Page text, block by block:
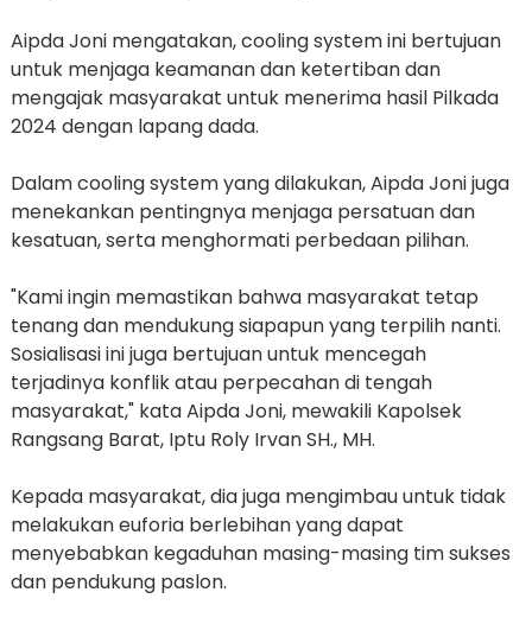
Aipda Joni mengatakan, cooling system ini bertujuan
untuk menjaga keamanan dan ketertiban dan
mengajak masyarakat untuk menerima hasil Pilkada
2024 dengan lapang dada.
Dalam cooling system yang dilakukan, Aipda Joni juga
menekankan pentingnya menjaga persatuan dan
kesatuan, serta menghormati perbedaan pilihan.
"Kami ingin memastikan bahwa masyarakat tetap
tenang dan mendukung siapapun yang terpilih nanti.
Sosialisasi ini juga bertujuan untuk mencegah
terjadinya konflik atau perpecahan di tengah
masyarakat," kata Aipda Joni, mewakili Kapolsek
Rangsang Barat, Iptu Roly Irvan SH., MH.
Kepada masyarakat, dia juga mengimbau untuk tidak
melakukan euforia berlebihan yang dapat
menyebabkan kegaduhan masing-masing tim sukses
dan pendukung paslon.